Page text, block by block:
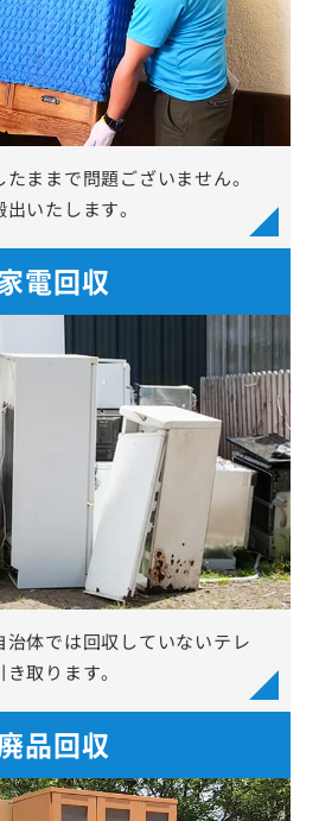
ままで問題ございません。
いたします。
電回収
体では回収していないテレ
取ります。
品回収